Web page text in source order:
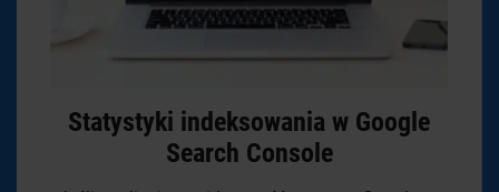
Statystyki indeksowania w Google
Search Console